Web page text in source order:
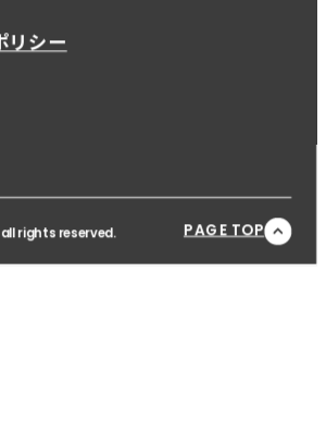
リシー
rights reserved. PAGE TOP